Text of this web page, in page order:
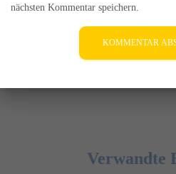
nächsten Kommentar speichern.
Verwandte